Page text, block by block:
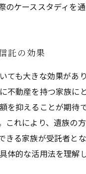
のケーススタディを
託の効果
ても大きな効果があ
不動産を持つ家族に
を抑えることが期待
これにより、遺族の
きる家族が受託者と
体的な活用法を理解